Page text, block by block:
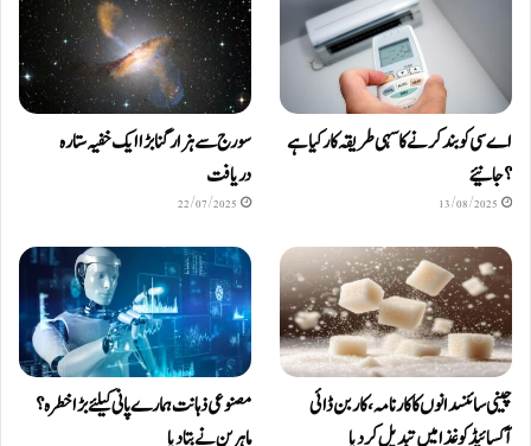
اے سی کو بند کرنے کا سہی طریقہ کار کیا ہے
؟ جانیئے
13/08/2025
سورج سے ہزار گنا بڑا ایک خفیہ ستارہ
دریافت
22/07/2025
چینی سائنسدانوں کا کارنامہ، کاربن ڈائی
مصنوعی ذہانت ہمارے پانی کیلئے بڑا خطرہ؟